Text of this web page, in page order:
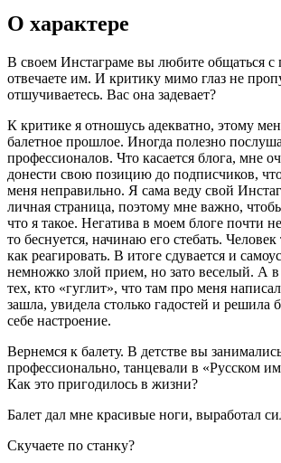
О характере
В своем Инстаграме вы любите общаться с
отвечаете им. И критику мимо глаз не
отшучиваетесь. Вас она задевает?
К критике я отношусь адекватно, этому
балетное прошлое. Иногда полезно
профессионалов. Что касается блога, мне
донести свою позицию до подписчиков,
меня неправильно. Я сама веду свой
личная страница, поэтому мне важно,
что я такое. Негатива в моем блоге почти
то беснуется, начинаю его стебать. Человек
как реагировать. В итоге сдувается и
немножко злой прием, но зато веселый. А в
тех, кто «гуглит», что там про меня
зашла, увидела столько гадостей и решила
себе настроение.
Вернемся к балету. В детстве вы
профессионально, танцевали в «Русском
Как это пригодилось в жизни?
Балет дал мне красивые ноги, выработал
Скучаете по станку?